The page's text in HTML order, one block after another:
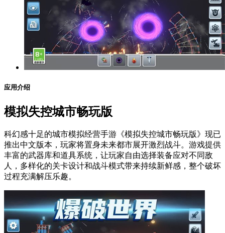
应用介绍
模拟失控城市畅玩版
科幻感十足的城市模拟经营手游《模拟失控城市畅玩版》现已
推出中文版本，玩家将置身未来都市展开激烈战斗。游戏提供
丰富的武器库和道具系统，让玩家自由选择装备应对不同敌
人，多样化的关卡设计和战斗模式带来持续新鲜感，整个破坏
过程充满解压乐趣。